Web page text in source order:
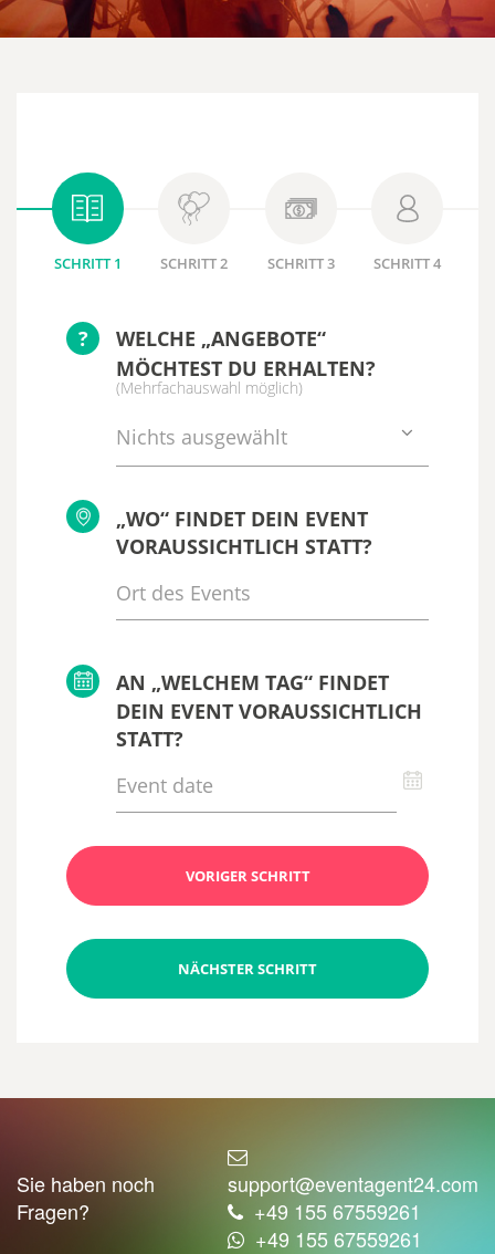
SCHRITT 1 SCHRITT 2 SCHRITT 3 SCHRITT 4
?
WELCHE „ANGEBOTE“
MÖCHTEST DU ERHALTEN?
(Mehrfachauswahl möglich)
Nichts ausgewählt
„WO“ FINDET DEIN EVENT
VORAUSSICHTLICH STATT?
AN „WELCHEM TAG“ FINDET
DEIN EVENT VORAUSSICHTLICH
STATT?
VORIGER SCHRITT
NÄCHSTER SCHRITT
Sie haben noch
Fragen?
support@eventagent24.com
+49 155 67559261
+49 155 67559261